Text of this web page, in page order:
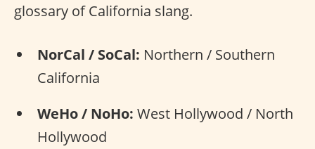
glossary of California slang.
NorCal / SoCal: Northern / Southern
California
WeHo / NoHo: West Hollywood / North
Hollywood